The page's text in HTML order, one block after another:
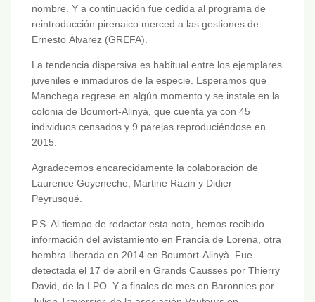
nombre. Y a continuación fue cedida al programa de
reintroducción pirenaico merced a las gestiones de
Ernesto Álvarez (GREFA).
La tendencia dispersiva es habitual entre los ejemplares
juveniles e inmaduros de la especie. Esperamos que
Manchega regrese en algún momento y se instale en la
colonia de Boumort-Alinyà, que cuenta ya con 45
individuos censados y 9 parejas reproduciéndose en
2015.
Agradecemos encarecidamente la colaboración de
Laurence Goyeneche, Martine Razin y Didier
Peyrusqué.
P.S. Al tiempo de redactar esta nota, hemos recibido
información del avistamiento en Francia de Lorena, otra
hembra liberada en 2014 en Boumort-Alinyà. Fue
detectada el 17 de abril en Grands Causses por Thierry
David, de la LPO. Y a finales de mes en Baronnies por